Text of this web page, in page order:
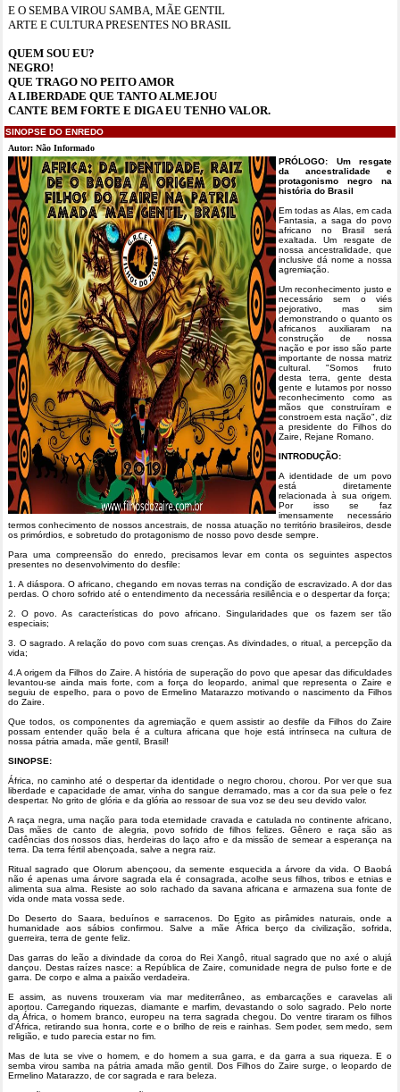
E O SEMBA VIROU SAMBA, MÃE GENTIL
ARTE E CULTURA PRESENTES NO BRASIL
QUEM SOU EU?
NEGRO!
QUE TRAGO NO PEITO AMOR
A LIBERDADE QUE TANTO ALMEJOU
CANTE BEM FORTE E DIGA EU TENHO VALOR.
SINOPSE DO ENREDO
Autor: Não Informado
PRÓLOGO: Um resgate
da ancestralidade e
protagonismo negro na
história do Brasil
Em todas as Alas, em cada
Fantasia, a saga do povo
africano no Brasil será
exaltada. Um resgate de
nossa ancestralidade, que
inclusive dá nome a nossa
agremiação.
Um reconhecimento justo e
necessário sem o viés
pejorativo, mas sim
demonstrando o quanto os
africanos auxiliaram na
construção de nossa
nação e por isso são parte
importante de nossa matriz
cultural. "Somos fruto
desta terra, gente desta
gente e lutamos por nosso
reconhecimento como as
mãos que construíram e
constroem esta nação", diz
a presidente do Filhos do
Zaire, Rejane Romano.
INTRODUÇÃO:
A identidade de um povo
está diretamente
relacionada à sua origem.
Por isso se faz
imensamente necessário
termos conhecimento de nossos ancestrais, de nossa atuação no território brasileiros, desde
os primórdios, e sobretudo do protagonismo de nosso povo desde sempre.
Para uma compreensão do enredo, precisamos levar em conta os seguintes aspectos
presentes no desenvolvimento do desfile:
1. A diáspora. O africano, chegando em novas terras na condição de escravizado. A dor das
perdas. O choro sofrido até o entendimento da necessária resiliência e o despertar da força;
2. O povo. As características do povo africano. Singularidades que os fazem ser tão
especiais;
3. O sagrado. A relação do povo com suas crenças. As divindades, o ritual, a percepção da
vida;
4.A origem da Filhos do Zaire. A história de superação do povo que apesar das dificuldades
levantou-se ainda mais forte, com a força do leopardo, animal que representa o Zaire e
seguiu de espelho, para o povo de Ermelino Matarazzo motivando o nascimento da Filhos
do Zaire.
Que todos, os componentes da agremiação e quem assistir ao desfile da Filhos do Zaire
possam entender quão bela é a cultura africana que hoje está intrínseca na cultura de
nossa pátria amada, mãe gentil, Brasil!
SINOPSE:
África, no caminho até o despertar da identidade o negro chorou, chorou. Por ver que sua
liberdade e capacidade de amar, vinha do sangue derramado, mas a cor da sua pele o fez
despertar. No grito de glória e da glória ao ressoar de sua voz se deu seu devido valor.
A raça negra, uma nação para toda eternidade cravada e catulada no continente africano,
Das mães de canto de alegria, povo sofrido de filhos felizes. Gênero e raça são as
cadências dos nossos dias, herdeiras do laço afro e da missão de semear a esperança na
terra. Da terra fértil abençoada, salve a negra raiz.
Ritual sagrado que Olorum abençoou, da semente esquecida a árvore da vida. O Baobá
não é apenas uma árvore sagrada ela é consagrada, acolhe seus filhos, tribos e etnias e
alimenta sua alma. Resiste ao solo rachado da savana africana e armazena sua fonte de
vida onde mata vossa sede.
Do Deserto do Saara, beduínos e sarracenos. Do Egito as pirâmides naturais, onde a
humanidade aos sábios confirmou. Salve a mãe África berço da civilização, sofrida,
guerreira, terra de gente feliz.
Das garras do leão a divindade da coroa do Rei Xangô, ritual sagrado que no axé o alujá
dançou. Destas raízes nasce: a República de Zaire, comunidade negra de pulso forte e de
garra. De corpo e alma a paixão verdadeira.
E assim, as nuvens trouxeram via mar mediterrâneo, as embarcações e caravelas ali
aportou. Carregando riquezas, diamante e marfim, devastando o solo sagrado. Pelo norte
da África, o homem branco, europeu na terra sagrada chegou. Do ventre tiraram os filhos
d'África, retirando sua honra, corte e o brilho de reis e rainhas. Sem poder, sem medo, sem
religião, e tudo parecia estar no fim.
Mas de luta se vive o homem, e do homem a sua garra, e da garra a sua riqueza. E o
semba virou samba na pátria amada mão gentil. Dos Filhos do Zaire surge, o leopardo de
Ermelino Matarazzo, de cor sagrada e rara beleza.